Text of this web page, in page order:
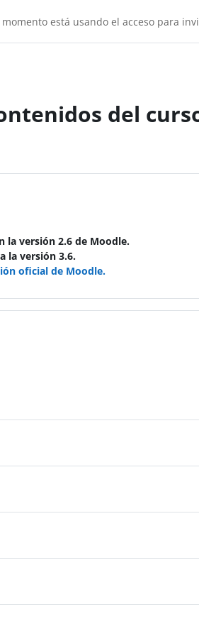
momento está usando el acceso para
del
la versión 2.6 de Moodle.
la versión 3.6.
oficial de Moodle.